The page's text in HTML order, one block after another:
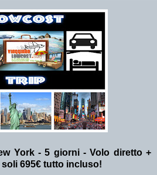
York - 5 giorni - Volo diretto +
soli 695€ tutto incluso!